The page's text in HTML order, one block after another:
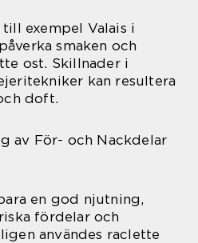
exempel Valais i
smaken och
ost. Skillnader i
kan resultera
doft.
av För- och Nackdelar
en god njutning,
fördelar och
användes raclette